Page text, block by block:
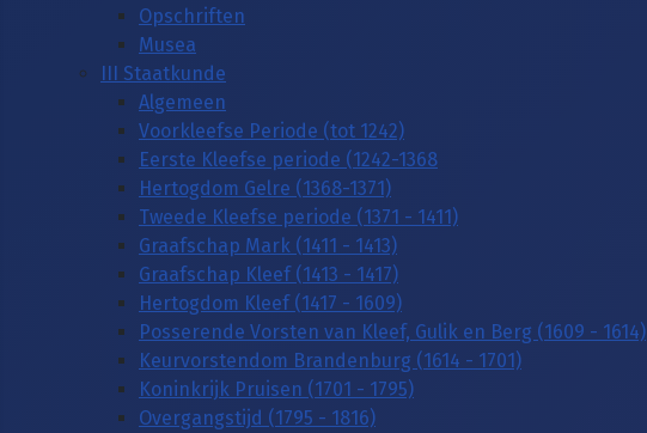
Opschriften
Musea
III Staatkunde
Algemeen
Voorkleefse Periode (tot 1242)
Eerste Kleefse periode (1242-1368
Hertogdom Gelre (1368-1371)
Tweede Kleefse periode (1371 - 1411)
Graafschap Mark (1411 - 1413)
Graafschap Kleef (1413 - 1417)
Hertogdom Kleef (1417 - 1609)
Posserende Vorsten van Kleef, Gulik en Berg (1609 - 1614)
Keurvorstendom Brandenburg (1614 - 1701)
Koninkrijk Pruisen (1701 - 1795)
Overgangstijd (1795 - 1816)